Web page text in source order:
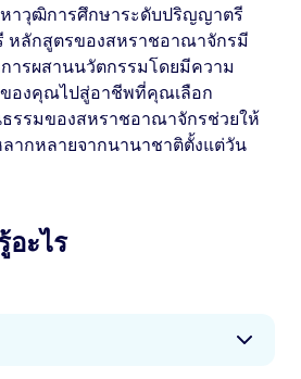
าวุฒิการศึกษาระดับปริญญาตรี
หลักสูตรของสหราชอาณาจักรมี
ารผสานนวัตกรรมโดยมีความ
ของคุณไปสู่อาชีพที่คุณเลือก
รรมของสหราชอาณาจักรช่วยให้
ากหลายจากนานาชาติตั้งแต่วัน
ะไร